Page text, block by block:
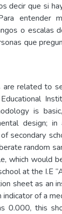
decir que si
entender
o escalas
que
are related to
is
design; in
secondary
random
which would
at the I.E
sheet as an
of a
0.000, this